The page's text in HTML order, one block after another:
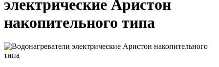
электрические Аристон
накопительного типа